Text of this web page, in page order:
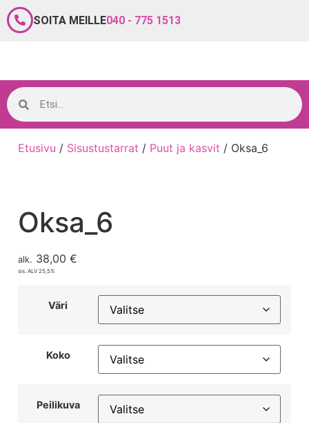
SOITA MEILLE040 - 775 1513
Etusivu / Sisustustarrat / Puut ja kasvit / Oksa_6
Oksa_6
alk. 38,00 €
sis. ALV 25,5%
Väri
Koko
Peilikuva